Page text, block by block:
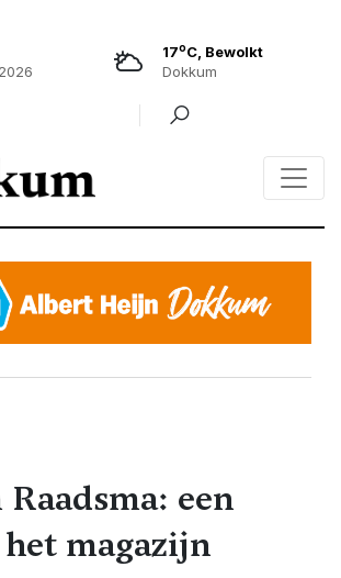
17oC, Bewolkt
Dokkum
een
magazijn